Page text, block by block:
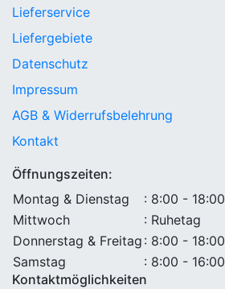
Lieferservice
Liefergebiete
Datenschutz
Impressum
AGB & Widerrufsbelehrung
Kontakt
Öffnungszeiten:
Montag & Dienstag
: 8:00 - 18:00
Mittwoch
: Ruhetag
Donnerstag & Freitag : 8:00 - 18:00
Samstag
: 8:00 - 16:00
Kontaktmöglichkeiten